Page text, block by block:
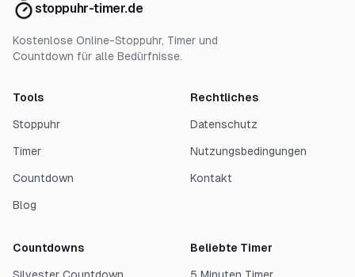
stoppuhr-timer.de
Kostenlose Online-Stoppuhr, Timer und
Countdown für alle Bedürfnisse.
Tools
Stoppuhr
Timer
Countdown
Blog
Rechtliches
Datenschutz
Nutzungsbedingungen
Kontakt
Countdowns Beliebte Timer